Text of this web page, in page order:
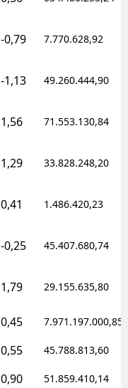
-0,79 7.770.628,92
-1,13 49.260.444,90
1,56 71.553.130,84
1,29 33.828.248,20
0,41 1.486.420,23
-0,25 45.407.680,74
1,79 29.155.635,80
0,45 7.971.197.000,85
0,55 45.788.813,60
0,90 51.859.410,14